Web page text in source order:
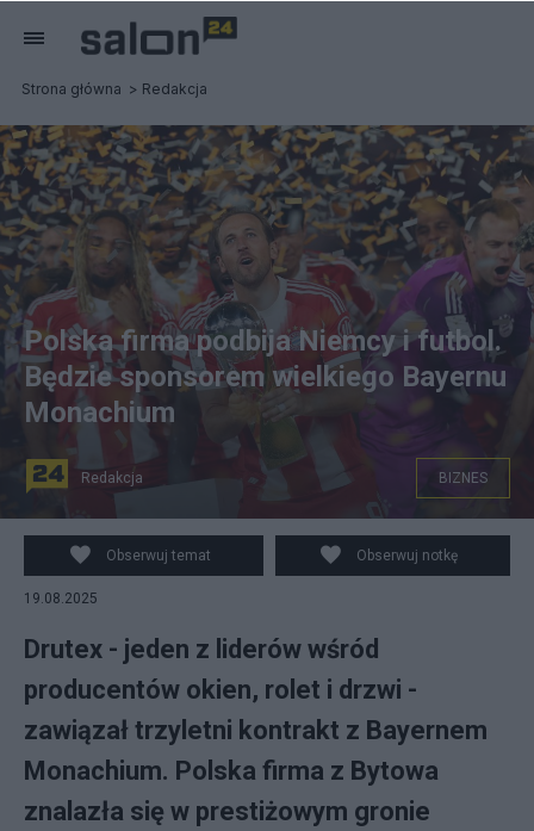
Strona główna Redakcja
Polska firma podbija Niemcy i futbol.
Będzie sponsorem wielkiego Bayernu
Monachium
Redakcja BIZNES
Obserwuj temat Obserwuj notkę
19.08.2025
Drutex - jeden z liderów wśród
producentów okien, rolet i drzwi -
zawiązał trzyletni kontrakt z Bayernem
Monachium. Polska firma z Bytowa
znalazła się w prestiżowym gronie